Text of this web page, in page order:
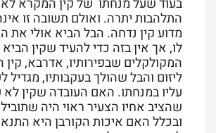
בעוד שעל מנחתו של קין המקרא
התלהבות יתרה. ואולם תשובה זו
מדוע קין נדחה. הבל הביא אולי את
לו, אך אין בזה כדי להעיד שקין הביא
המקולקלים שבפירותיו, אדרבא,
ליזום והבל שהולך בעקבותיו, מגדיל
עליו במנחתו. האם העובדה שקין
שהציב אחיו הצעיר ראוי היה
ובכלל האם איכות הקורבן היא